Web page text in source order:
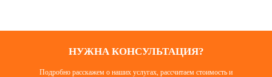
НУЖНА КОНСУЛЬТАЦИЯ?
Подробно расскажем о наших услугах, рассчитаем стоимость и